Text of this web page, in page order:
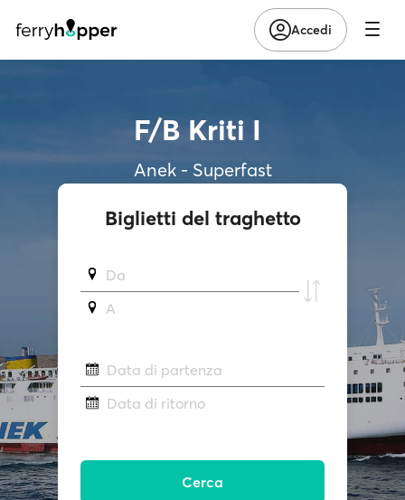
Accedi
F/B Kriti I
Anek - Superfast
Biglietti del traghetto
Da
A
Data di partenza
Data di ritorno
Cerca